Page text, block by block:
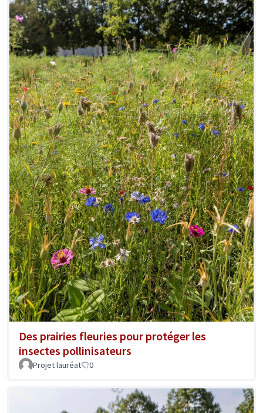
Des prairies fleuries pour protéger les
insectes pollinisateurs
Projet lauréat 0